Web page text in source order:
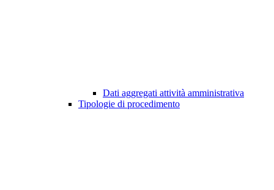
Dati aggregati attività amministrativa
Tipologie di procedimento